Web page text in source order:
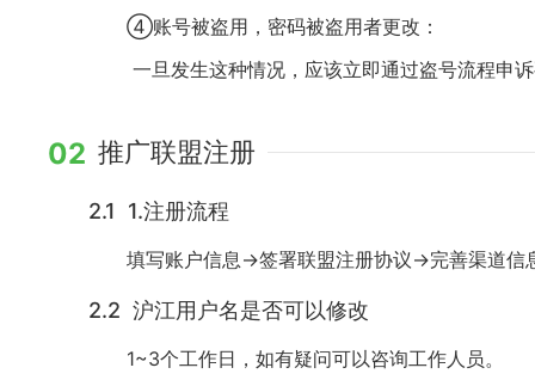
④账号被盗用，密码被盗用者更改：
一旦发生这种情况，应该立即通过盗号流程申
02 推广联盟注册
2.1 1.注册流程
填写账户信息→签署联盟注册协议→完善渠道
2.2 沪江用户名是否可以修改
1~3个工作日，如有疑问可以咨询工作人员。